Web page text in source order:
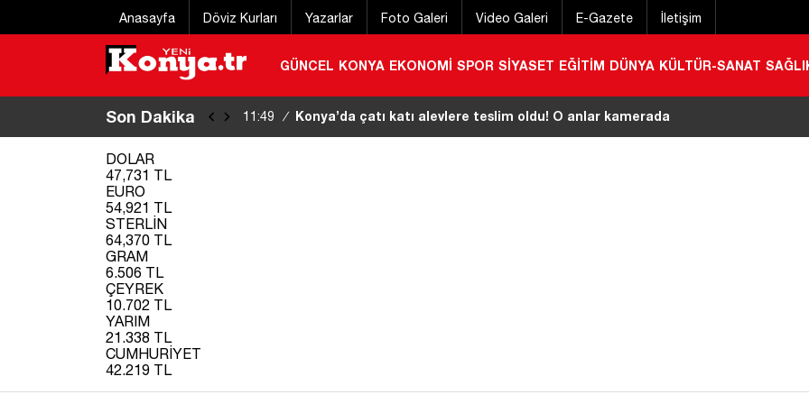
Anasayfa Döviz Kurları Yazarlar Foto Galeri Video Galeri E-Gazete İletişim
GÜNCEL KONYA EKONOMİ SPOR SİYASET EĞİTİM DÜNYA KÜLTÜR-SANAT
Son Dakika 11:49 / Konya’da çatı katı alevlere teslim oldu! O anlar kamerada
DOLAR
47,731 TL
EURO
54,921 TL
STERLİN
64,370 TL
GRAM
6.506 TL
ÇEYREK
10.702 TL
YARIM
21.338 TL
CUMHURİYET
42.219 TL